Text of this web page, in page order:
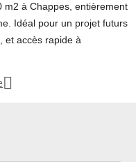
m2 à Chappes, entièrement
Idéal pour un projet futurs
et accès rapide à
- Proche des écoles
